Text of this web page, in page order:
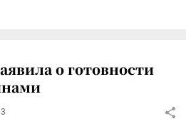
о готовности